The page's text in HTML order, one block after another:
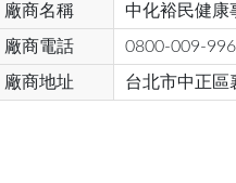
廠商名稱 中化裕民健康
廠商電話 0800-009-996
廠商地址 台北市中正區